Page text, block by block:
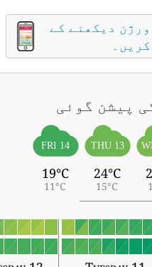
دیکھنے کے
پیشن گوئی
THU 13
24°C
15°C
FRI 14
19°C
11°C